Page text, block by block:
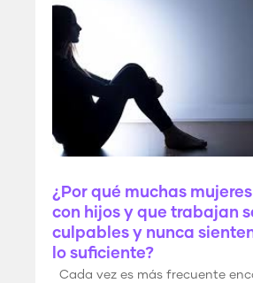
¿Por qué muchas
con hijos y que trabajan
culpables y nunca
lo suficiente?
Cada vez es más frecuente